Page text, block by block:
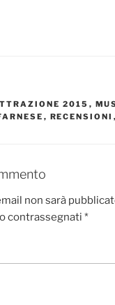
2015 ,
, RECENSIONI ,
non sarà
contrassegnati *